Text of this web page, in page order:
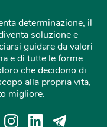
determinazione, il
soluzione e
guidare da valori
e di tutte le forme
che decidono di
alla propria vita,
migliore.